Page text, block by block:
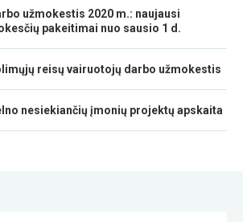
užmokestis 2020 m.: naujausi
pakeitimai nuo sausio 1 d.
reisų vairuotojų darbo užmokestis
nesiekiančių įmonių projektų apskaita